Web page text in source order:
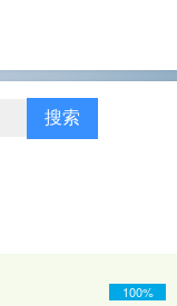
搜索
100%